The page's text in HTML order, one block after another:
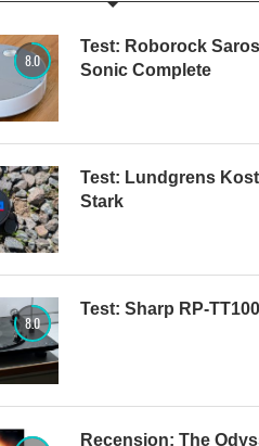
8.0
Test: Roborock
Sonic Complete
Test: Lundgrens
Stark
8.0
Test: Sharp RP-TT100
Recension: The